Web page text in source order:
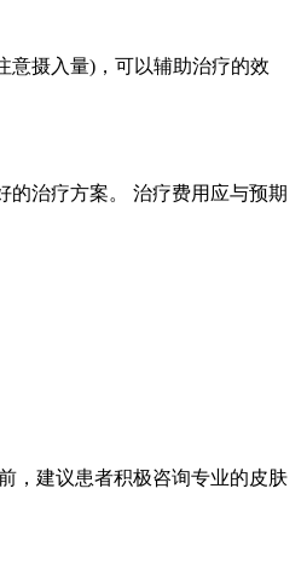
意摄入量)，可以辅助治疗的效
的治疗方案。 治疗费用应与预期
，建议患者积极咨询专业的皮肤